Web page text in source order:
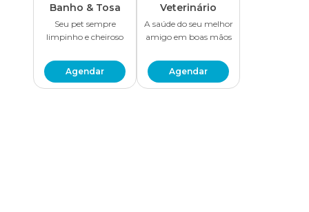
Banho & Tosa
Seu pet sempre
limpinho e cheiroso
Agendar
Veterinário
A saúde do seu melhor
amigo em boas mãos
Agendar